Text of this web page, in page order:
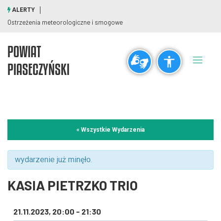
visibility_off title
Rozdzielczość
Czcionki
remove_circle_outline
ALERTY
Ostrzeżenia meteorologiczne i smogowe
POWIAT
PIASECZYŃSKI
« Wszystkie Wydarzenia
wydarzenie już minęło.
KASIA PIETRZKO TRIO
21.11.2023, 20:00 - 21:30